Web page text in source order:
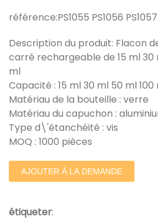
référence:PS1055 PS1056
Description du produit: Flacon
carré rechargeable de 15 ml 30
ml
Capacité : 15 ml 30 ml 50 ml 100
Matériau de la bouteille : verre
Matériau du capuchon :
Type d\'étanchéité : vis
MOQ : 1000 pièces
AJOUTER À LA DEMANDE
étiqueter: